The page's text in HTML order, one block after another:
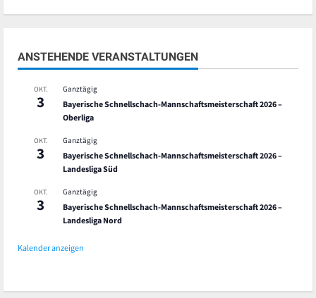
ANSTEHENDE VERANSTALTUNGEN
OKT.
3
Ganztägig
Bayerische Schnellschach-Mannschaftsmeisterschaft 2026 –
Oberliga
OKT.
3
Ganztägig
Bayerische Schnellschach-Mannschaftsmeisterschaft 2026 –
Landesliga Süd
OKT.
3
Ganztägig
Bayerische Schnellschach-Mannschaftsmeisterschaft 2026 –
Landesliga Nord
Kalender anzeigen